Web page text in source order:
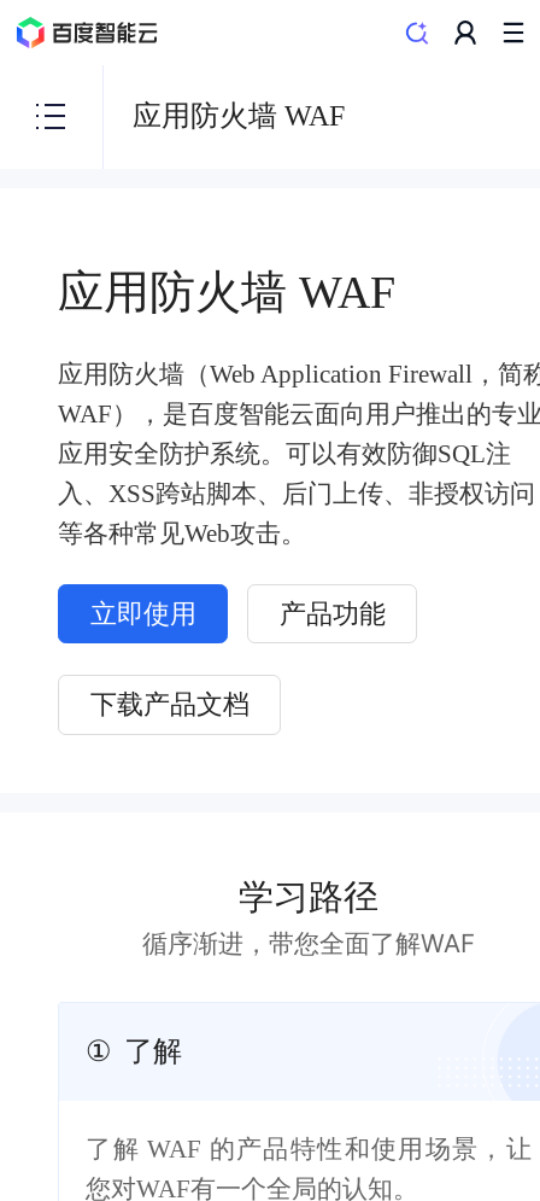
应用防火墙 WAF
应用防火墙 WAF
应用防火墙（Web Application Firewall，简
WAF），是百度智能云面向用户推出的专
应用安全防护系统。可以有效防御SQL注
入、XSS跨站脚本、后门上传、非授权访问
等各种常见Web攻击。
立即使用 产品功能
下载产品文档
学习路径
循序渐进，带您全面了解WAF
① 了解
了解 WAF 的产品特性和使用场景，让
您对WAF有一个全局的认知。